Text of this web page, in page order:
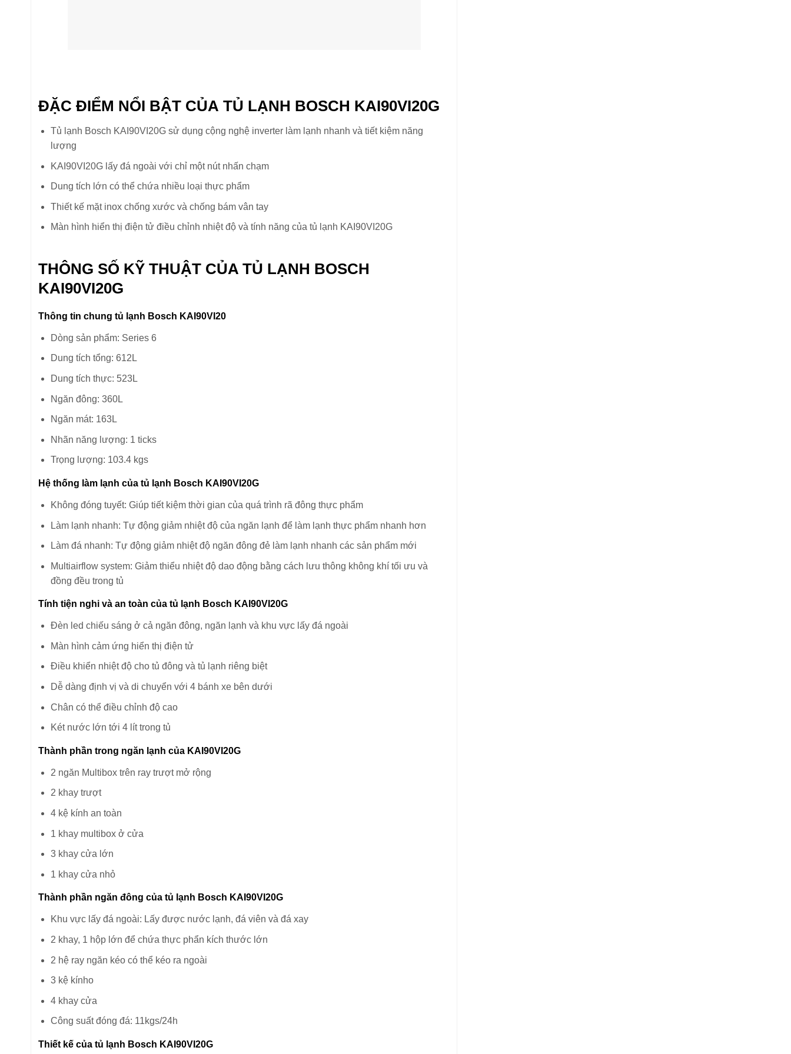
ĐẶC ĐIỂM NỔI BẬT CỦA TỦ LẠNH BOSCH KAI90VI20G
Tủ lạnh Bosch KAI90VI20G sử dụng cộng nghệ inverter làm lạnh nhanh và tiết kiệm năng
lượng
KAI90VI20G lấy đá ngoài với chỉ một nút nhấn chạm
Dung tích lớn có thể chứa nhiều loại thực phẩm
Thiết kế mặt inox chống xước và chống bám vân tay
Màn hình hiển thị điện tử điều chỉnh nhiệt độ và tính năng của tủ lạnh KAI90VI20G
THÔNG SỐ KỸ THUẬT CỦA TỦ LẠNH BOSCH
KAI90VI20G
Thông tin chung tủ lạnh Bosch KAI90VI20
Dòng sản phẩm: Series 6
Dung tích tổng: 612L
Dung tích thực: 523L
Ngăn đông: 360L
Ngăn mát: 163L
Nhãn năng lượng: 1 ticks
Trọng lượng: 103.4 kgs
Hệ thống làm lạnh của tủ lạnh Bosch KAI90VI20G
Không đóng tuyết: Giúp tiết kiệm thời gian của quá trình rã đông thực phẩm
Làm lạnh nhanh: Tự động giảm nhiệt độ của ngăn lạnh để làm lạnh thực phẩm nhanh hơn
Làm đá nhanh: Tự động giảm nhiệt độ ngăn đông đẻ làm lạnh nhanh các sản phẩm mới
Multiairflow system: Giảm thiểu nhiệt độ dao động bằng cách lưu thông không khí tối ưu và
đồng đều trong tủ
Tính tiện nghi và an toàn của tủ lạnh Bosch KAI90VI20G
Đèn led chiếu sáng ở cả ngăn đông, ngăn lạnh và khu vực lấy đá ngoài
Màn hình cảm ứng hiển thị điện tử
Điều khiển nhiệt độ cho tủ đông và tủ lạnh riêng biệt
Dễ dàng định vị và di chuyển với 4 bánh xe bên dưới
Chân có thể điều chỉnh độ cao
Két nước lớn tới 4 lít trong tủ
Thành phần trong ngăn lạnh của KAI90VI20G
2 ngăn Multibox trên ray trượt mở rộng
2 khay trượt
4 kệ kính an toàn
1 khay multibox ở cửa
3 khay cửa lớn
1 khay cửa nhỏ
Thành phần ngăn đông của tủ lạnh Bosch KAI90VI20G
Khu vực lấy đá ngoài: Lấy được nước lạnh, đá viên và đá xay
2 khay, 1 hộp lớn để chứa thực phẩn kích thước lớn
2 hệ ray ngăn kéo có thể kéo ra ngoài
3 kệ kínho
4 khay cửa
Công suất đóng đá: 11kgs/24h
Thiết kế của tủ lạnh Bosch KAI90VI20G